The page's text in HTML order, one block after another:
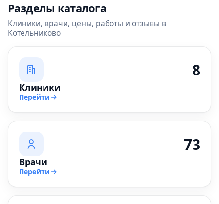
Разделы каталога
Клиники, врачи, цены, работы и отзывы в
Котельниково
8
Клиники
Перейти
73
Врачи
Перейти